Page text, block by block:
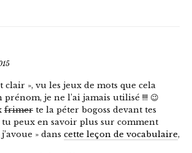
clair », vu les jeux de mots que cela
prénom, je ne l’ai jamais utilisé !!! 😉
frimer te la péter bogoss devant tes
tu peux en savoir plus sur comment
» dans cette leçon de vocabulaire,